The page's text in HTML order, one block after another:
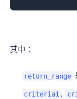
其中：
return_range
criteria1 ,